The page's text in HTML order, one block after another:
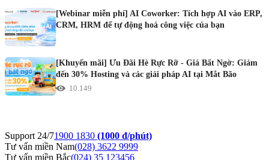
[Webinar miễn phí] AI Coworker: Tích hợp AI vào ERP,
CRM, HRM để tự động hoá công việc của bạn
[Khuyến mãi] Ưu Đãi Hè Rực Rỡ - Giá Bất Ngờ: Giảm
đến 30% Hosting và các giải pháp AI tại Mắt Bão
10.149
Support 24/71900 1830 (1000 đ/phút)
Tư vấn miền Nam(028) 3622 9999
Tư vấn miền Bắc(024) 35 123456